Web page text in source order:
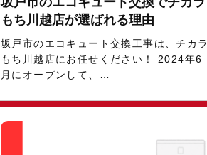
もち川越店が選ばれる理由
坂戸市のエコキュート交換工事は、チカラ
もち川越店にお任せください！ 2024年6
月にオープンして、…